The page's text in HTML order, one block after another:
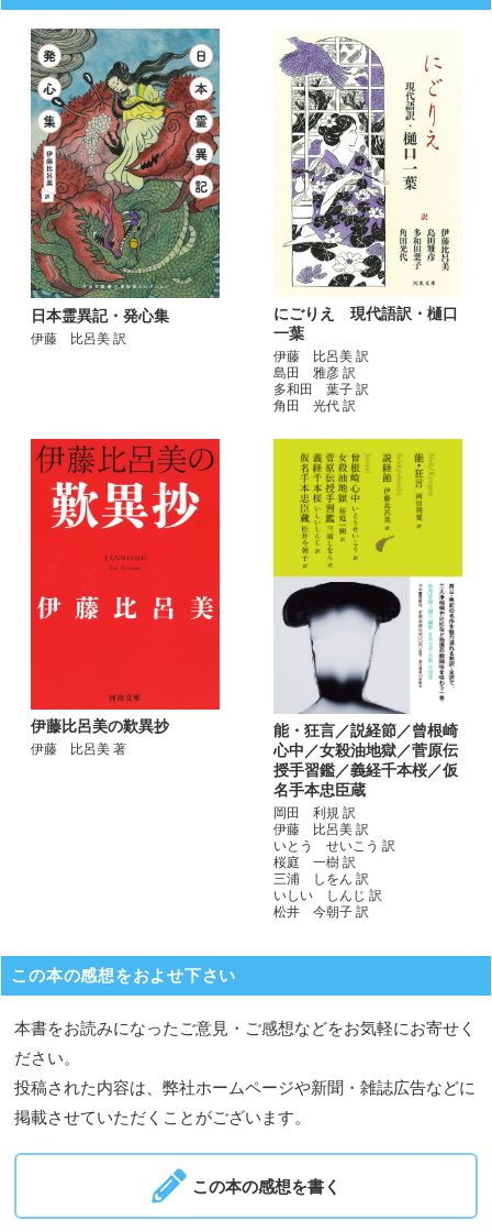
日本霊異記・発心集
伊藤 比呂美 訳
にごりえ 現代語訳・樋口
一葉
伊藤 比呂美 訳
島田 雅彦 訳
多和田 葉子 訳
角田 光代 訳
伊藤比呂美の歎異抄
伊藤 比呂美 著
能・狂言／説経節／曾根崎
心中／女殺油地獄／菅原伝
授手習鑑／義経千本桜／仮
名手本忠臣蔵
岡田 利規 訳
伊藤 比呂美 訳
いとう せいこう 訳
桜庭 一樹 訳
三浦 しをん 訳
いしい しんじ 訳
松井 今朝子 訳
この本の感想をおよせ下さい
本書をお読みになったご意見・ご感想などをお気軽にお寄せく
ださい。
投稿された内容は、弊社ホームページや新聞・雑誌広告などに
掲載させていただくことがございます。
この本の感想を書く